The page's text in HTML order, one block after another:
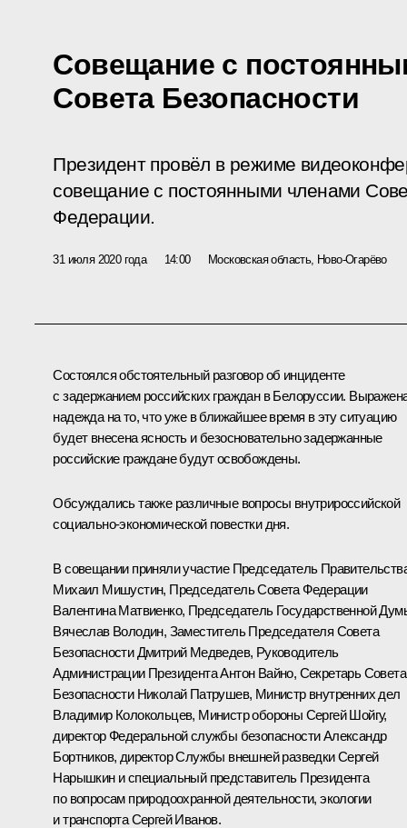
Совещание с
Совета Безопасности
Президент провёл в режиме
совещание с постоянными членами
Федерации.
31 июля 2020 года 14:00 Московская область, Ново-Огарёво
Состоялся обстоятельный разговор об инциденте
с задержанием российских граждан в Белоруссии.
надежда на то, что уже в ближайшее время в эту ситуацию
будет внесена ясность и безосновательно задержанные
российские граждане будут освобождены.
Обсуждались также различные вопросы внутрироссийской
социально-экономической повестки дня.
В совещании приняли участие Председатель
Михаил Мишустин, Председатель Совета Федерации
Валентина Матвиенко, Председатель Государственной
Вячеслав Володин, Заместитель Председателя Совета
БезопасностиДмитрий Медведев, Руководитель
Администрации ПрезидентаАнтон Вайно, Секретарь Совета
Безопасности Николай Патрушев, Министр внутренних дел
Владимир Колокольцев, Министр обороны Сергей Шойгу,
директор Федеральной службы безопасностиАлександр
Бортников, директор Службы внешней разведкиСергей
Нарышкини специальный представитель Президента
по вопросам природоохранной деятельности, экологии
и транспортаСергей Иванов.